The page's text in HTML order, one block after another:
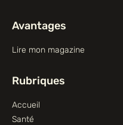
Avantages
Lire mon magazine
Rubriques
Accueil
Santé